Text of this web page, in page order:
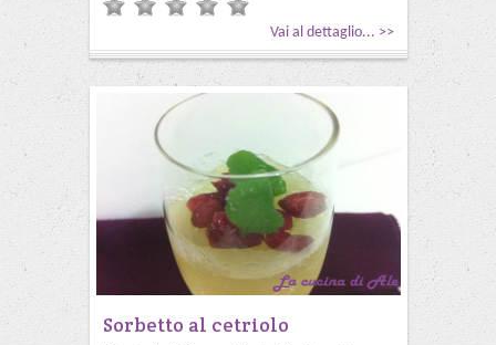
Vai al dettaglio... >>
Sorbetto al cetriolo